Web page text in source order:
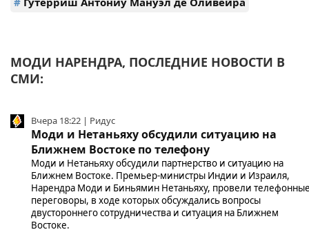
МОДИ НАРЕНДРА, ПОСЛЕДНИЕ НОВОСТИ В
СМИ:
Вчера 18:22 | Ридус
Моди и Нетаньяху обсудили ситуацию на
Ближнем Востоке по телефону
Моди и Нетаньяху обсудили партнерство и ситуацию на
Ближнем Востоке. Премьер-министры Индии и Израиля,
Нарендра Моди и Биньямин Нетаньяху, провели
переговоры, в ходе которых обсуждались вопросы
двустороннего сотрудничества и ситуация на Ближнем
Востоке.